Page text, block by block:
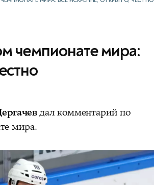
чемпионате мира:
дал комментарий по
мира.